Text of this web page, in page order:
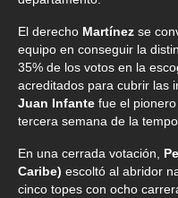
El derecho Martínez se
equipo en conseguir la
35% de los votos en la
acreditados para cubrir las
Juan Infante fue el
tercera semana de la
En una cerrada votación,
Caribe) escoltó al abridor
cinco topes con ocho